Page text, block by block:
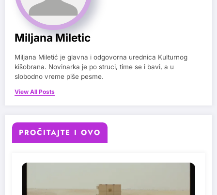
Miljana Miletic
Miljana Miletić je glavna i odgovorna urednica Kulturnog
kišobrana. Novinarka je po struci, time se i bavi, a u
slobodno vreme piše pesme.
View All Posts
PROČITAJTE I OVO